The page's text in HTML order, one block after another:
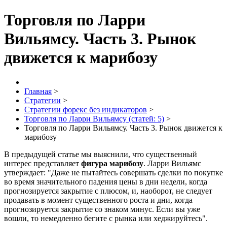
Торговля по Ларри
Вильямсу. Часть 3. Рынок
движется к марибозу
Главная >
Стратегии >
Стратегии форекс без индикаторов >
Торговля по Ларри Вильямсу (статей: 5) >
Торговля по Ларри Вильямсу. Часть 3. Рынок движется к
марибозу
В предыдущей статье мы выяснили, что существенный
интерес представляет фигура марибозу. Ларри Вильямс
утверждает: "Даже не пытайтесь совершать сделки по покупке
во время значительного падения цены в дни недели, когда
прогнозируется закрытие с плюсом, и, наоборот, не следует
продавать в момент существенного роста и дни, когда
прогнозируется закрытие со знаком минус. Если вы уже
вошли, то немедленно бегите с рынка или хеджируйтесь".